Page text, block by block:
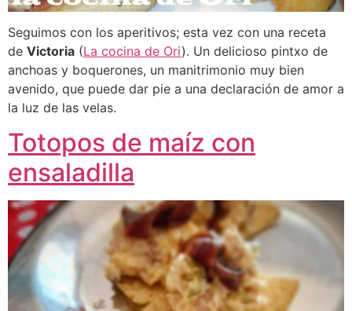
Seguimos con los aperitivos; esta vez con una receta
de Victoria (La cocina de Ori). Un delicioso pintxo de
anchoas y boquerones, un manitrimonio muy bien
avenido, que puede dar pie a una declaración de amor a
la luz de las velas.
Totopos de maíz con
ensaladilla